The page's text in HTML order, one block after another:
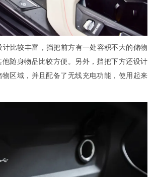
计比较丰富，挡把前方有一处容积不大的储物
随身物品比较方便。另外，挡把下方还设计
物区域，并且配备了无线充电功能，使用起来